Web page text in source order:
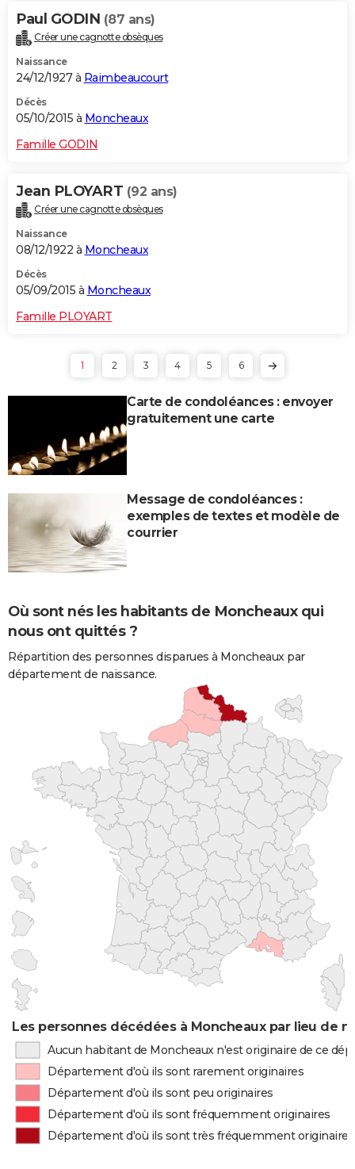
Paul GODIN (87 ans)
Créer une cagnotte obsèques
Naissance
24/12/1927 à Raimbeaucourt
Décès
05/10/2015 à Moncheaux
Famille GODIN
Jean PLOYART (92 ans)
Créer une cagnotte obsèques
Naissance
08/12/1922 à Moncheaux
Décès
05/09/2015 à Moncheaux
Famille PLOYART
1 2 3 4 5 6
Carte de condoléances : envoyer
gratuitement une carte
Message de condoléances :
exemples de textes et modèle de
courrier
Où sont nés les habitants de Moncheaux qui
nous ont quittés ?
Répartition des personnes disparues à Moncheaux par
département de naissance.
Les personnes décédées à Moncheaux par lieu de
Aucun habitant de Moncheaux n'est originaire de ce
Département d'où ils sont rarement originaires
Département d'où ils sont peu originaires
Département d'où ils sont fréquemment originaires
Département d'où ils sont très fréquemment originaires